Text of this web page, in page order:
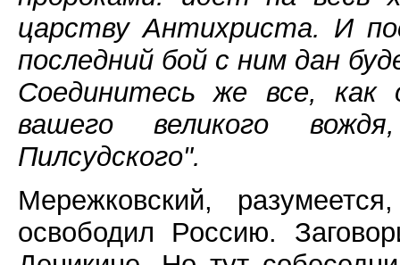
царству Антихриста. И
последний бой с ним дан
Соединитесь же все, как
вашего великого
Пилсудского".
Мережковский,
освободил Россию.